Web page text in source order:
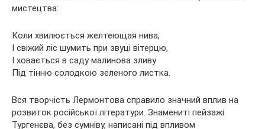
мистецтва:
Коли хвилюється желтеющая нива,
І свіжий ліс шумить при звуці вітерцю,
І ховається в саду малинова зливу
Під тінню солодкою зеленого листка.
Вся творчість Лермонтова справило значний вплив на
розвиток російської літератури. Знамениті пейзажі
Тургенєва, без сумніву, написані під впливом